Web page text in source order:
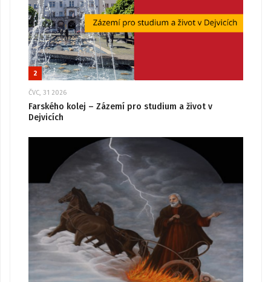
2
ČVC, 31 2026
Farského kolej – Zázemí pro studium a život v
Dejvicích